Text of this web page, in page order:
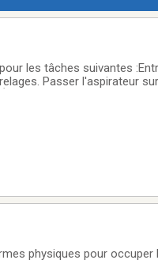
les tâches suivantes
Passer l'aspirateur
physiques pour occuper